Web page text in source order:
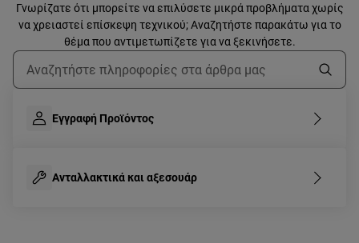
Γνωρίζατε ότι μπορείτε να επιλύσετε μικρά προβλήματα χωρίς
να χρειαστεί επίσκεψη τεχνικού; Αναζητήστε παρακάτω για το
θέμα που αντιμετωπίζετε για να ξεκινήσετε.
Τύπος για αναζήτηση άρθρων υποστήριξης
Εγγραφή Προϊόντος
Ανταλλακτικά και αξεσουάρ